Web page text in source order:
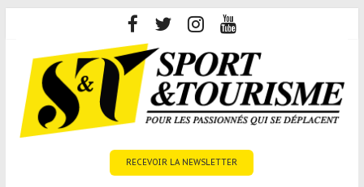
content
RECEVOIR LA NEWSLETTER